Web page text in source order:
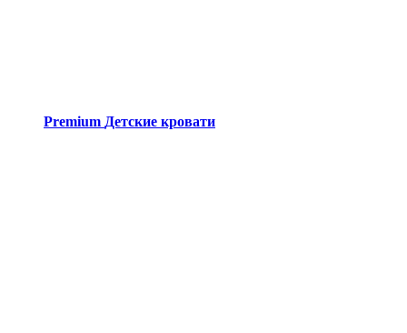
Premium Детские кровати